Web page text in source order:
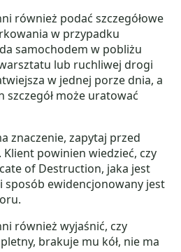
również podać szczegółowe
w przypadku
samochodem w pobliżu
lub ruchliwej drogi
w jednej porze dnia, a
szczegół może uratować
znaczenie, zapytaj przed
powinien wiedzieć, czy
of Destruction, jaka jest
sposób ewidencjonowany jest
również wyjaśnić, czy
brakuje mu kół, nie ma